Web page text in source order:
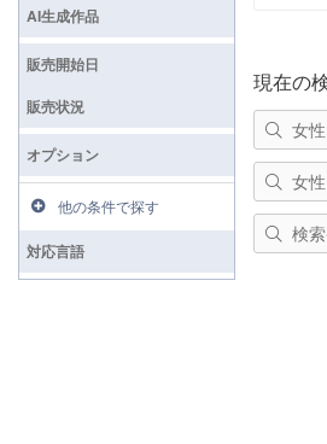
現在の
女
女
検
AI生成作品
販売開始日
販売状況
オプション
他の条件で探す
対応言語